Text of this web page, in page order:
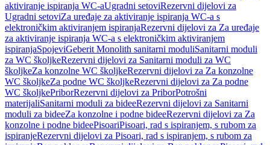
aktiviranje ispiranja WC-aUgradni setoviRezervni dijelovi za
Ugradni setoviZa uređaje za aktiviranje ispiranja WC-a s
elektroničkim aktiviranjem ispiranjaRezervni dijelovi za Za uređaje
za aktiviranje ispiranja WC-a s elektroničkim aktiviranjem
ispiranjaSpojeviGeberit Monolith sanitarni moduliSanitarni moduli
za WC školjkeRezervni dijelovi za Sanitarni moduli za WC
školjkeZa konzolne WC školjkeRezervni dijelovi za Za konzolne
WC školjkeZa podne WC školjkeRezervni dijelovi za Za podne
WC školjkePriborRezervni dijelovi za PriborPotrošni
materijaliSanitarni moduli za bideeRezervni dijelovi za Sanitarni
moduli za bideeZa konzolne i podne bideeRezervni dijelovi za Za
konzolne i podne bideePisoariPisoari, rad s ispiranjem, s rubom za
ispiranjeRezervni dijelovi za Pisoari, rad s ispiranjem, s rubom za